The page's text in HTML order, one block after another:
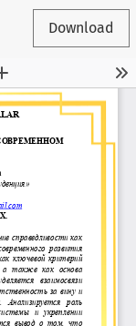
Download